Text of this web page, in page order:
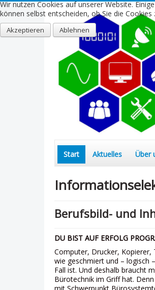
Start Aktuelles Über
Berufsbild- und
DU BIST AUF ERFOLG
Computer, Drucker,
wie ge­schmiert und – logisch
Fall ist. Und deshalb braucht
Bürotechnik im Griff hat.
Wir nutzen Cookies auf unserer Website.
können selbst entscheiden, ob Sie die
Akzeptieren Ablehnen